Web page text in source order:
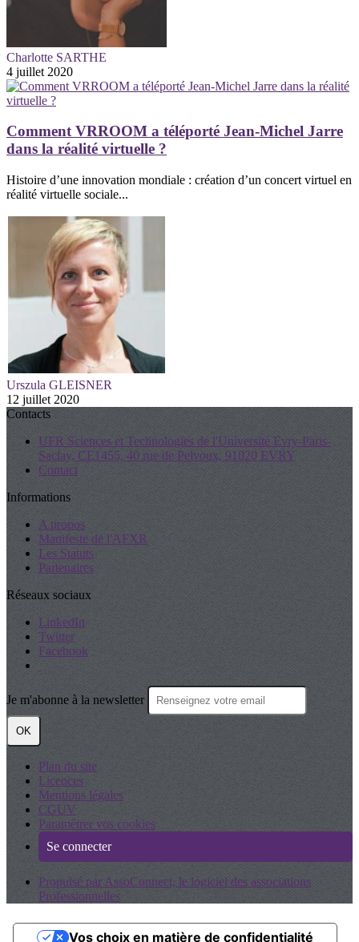
Charlotte SARTHE
4 juillet 2020
Comment VRROOM a téléporté Jean-Michel Jarre
dans la réalité virtuelle ?
Histoire d’une innovation mondiale : création d’un concert virtuel en
réalité virtuelle sociale...
Urszula GLEISNER
12 juillet 2020
Contacts
UFR Sciences et Technologies de l'Université Evry-Paris-
Saclay, CE1455, 40 rue de Pelvoux, 91020 EVRY
Contact
Informations
A propos
Manifeste de l'AFXR
Les Statuts
Partenaires
Réseaux sociaux
LinkedIn
Twitter
Facebook
Je m'abonne à la newsletter
OK
Plan du site
Licences
Mentions légales
CGUV
Paramétrer vos cookies
Se connecter
Propulsé par AssoConnect, le logiciel des associations
Professionnelles
Vos choix en matière de confidentialité